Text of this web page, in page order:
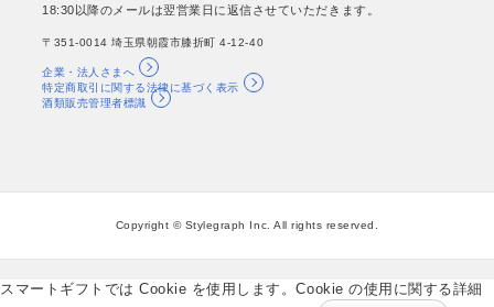
18:30以降のメールは翌営業日に返信させていただきます。
〒351-0014 埼玉県朝霞市膝折町 4-12-40
企業・法人さまへ
特定商取引に関する法律に基づく表示
酒類販売管理者標識
Copyright © Stylegraph Inc. All rights reserved.
スマートギフトでは Cookie を使用します。Cookie の使用に関する詳細